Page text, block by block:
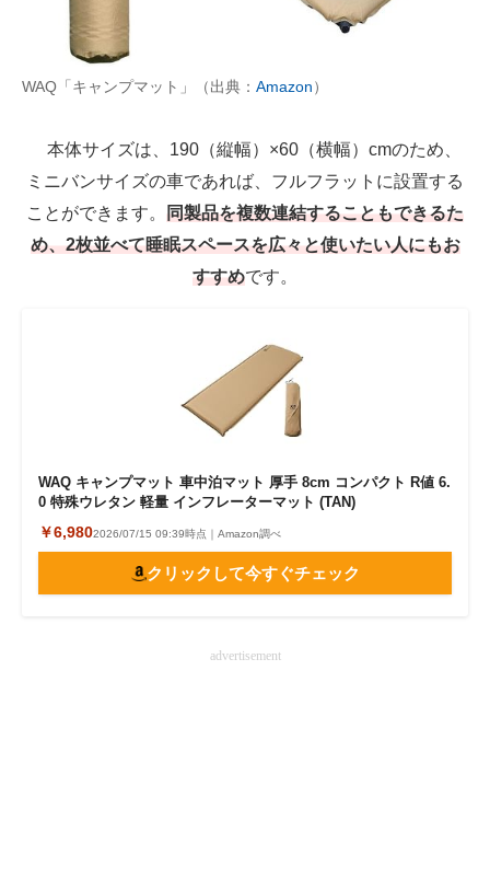
WAQ「キャンプマット」（出典： Amazon）
本体サイズは、190（縦幅）×60（横幅）cmのため、
ミニバンサイズの車であれば、フルフラットに設置する
ことができます。 同製品を複数連結することもできるた
め、2枚並べて睡眠スペースを広々と使いたい人にもお
すすめです。
WAQ キャンプマット 車中泊マット 厚手 8cm コンパクト R値 6.
0 特殊ウレタン 軽量 インフレーターマット (TAN)
￥6,9802026/07/15 09:39時点｜Amazon調べ
クリックして今すぐチェック
advertisement